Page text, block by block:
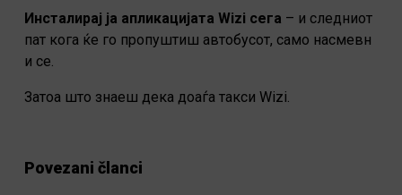
Инсталирај ја апликацијата Wizi сега – и следниот
пат кога ќе го пропуштиш автобусот, само насмевн
и се.
Затоа што знаеш дека доаѓа такси Wizi.
Povezani članci